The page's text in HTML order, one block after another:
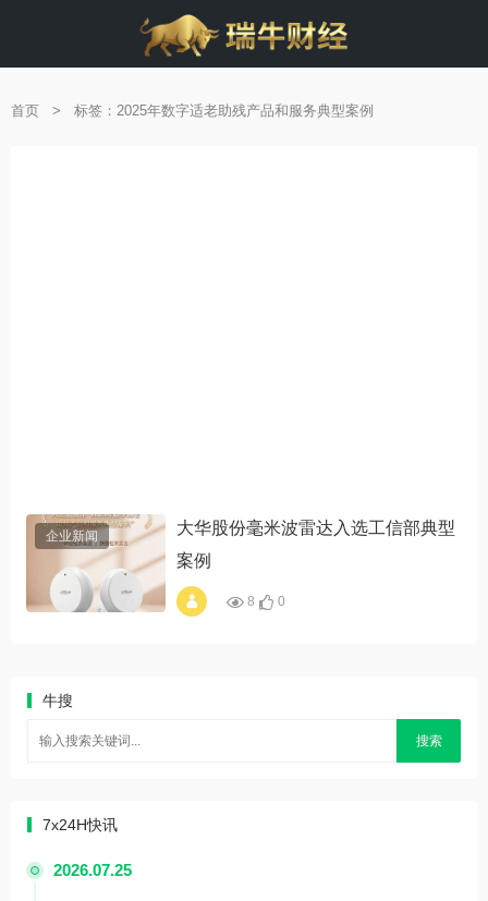
首页 > 标签：2025年数字适老助残产品和服务典型案例
企业新闻
大华股份毫米波雷达入选工信部典型
案例
8 0
牛搜
搜索
7x24H快讯
2026.07.25